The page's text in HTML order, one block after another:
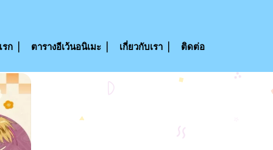
ก ตารางอีเว้นอนิเมะ เกี่ยวกับเรา ติดต่อ